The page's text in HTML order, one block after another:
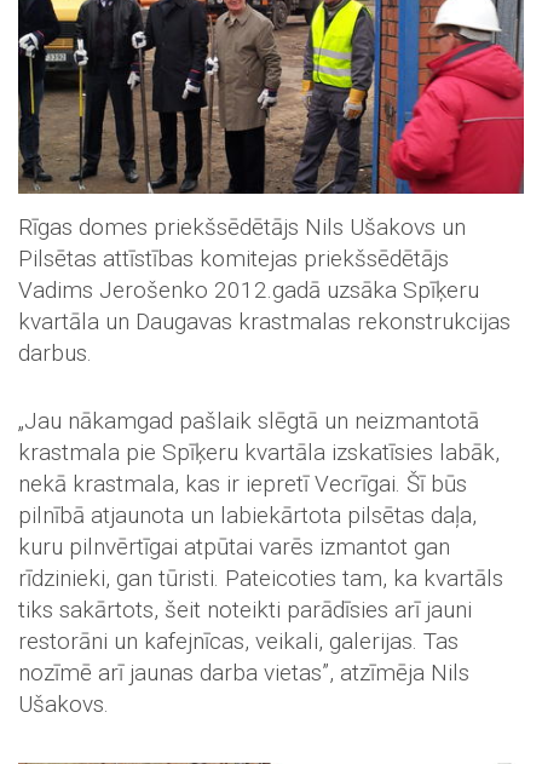
Rīgas domes priekšsēdētājs Nils Ušakovs un
Pilsētas attīstības komitejas priekšsēdētājs
Vadims Jerošenko 2012.gadā uzsāka Spīķeru
kvartāla un Daugavas krastmalas rekonstrukcijas
darbus.
„Jau nākamgad pašlaik slēgtā un neizmantotā
krastmala pie Spīķeru kvartāla izskatīsies labāk,
nekā krastmala, kas ir iepretī Vecrīgai. Šī būs
pilnībā atjaunota un labiekārtota pilsētas daļa,
kuru pilnvērtīgai atpūtai varēs izmantot gan
rīdzinieki, gan tūristi. Pateicoties tam, ka kvartāls
tiks sakārtots, šeit noteikti parādīsies arī jauni
restorāni un kafejnīcas, veikali, galerijas. Tas
nozīmē arī jaunas darba vietas”, atzīmēja Nils
Ušakovs.